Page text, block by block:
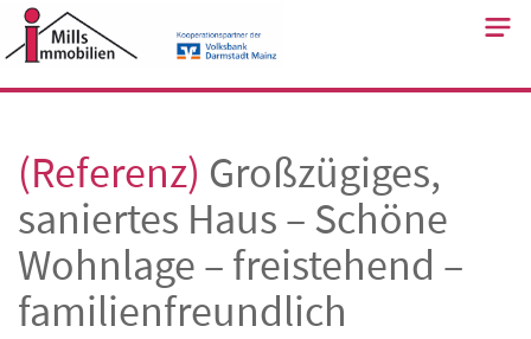
Skip
to
(Referenz) Großzügiges,
saniertes Haus – Schöne
Wohnlage – freistehend –
familienfreundlich